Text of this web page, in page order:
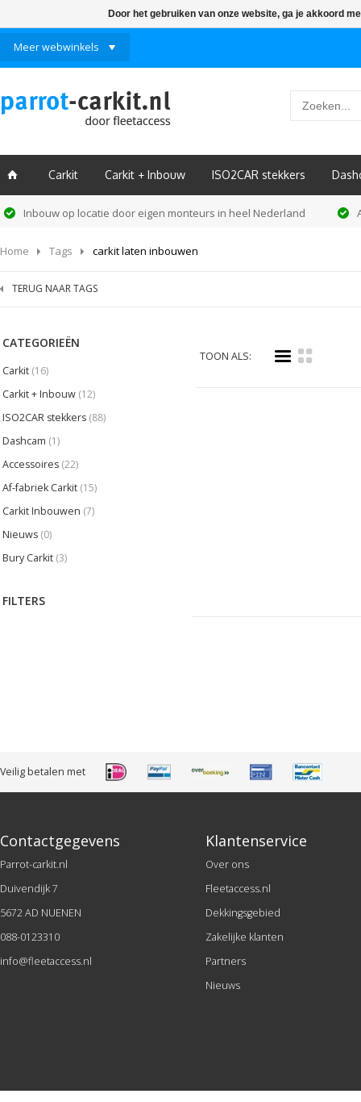
Meer webwinkels
ï Carkit Carkit + Inbouw ISO2CAR stekkers
Inbouw op locatie door eigen monteurs in heel Nederland
Home Tags carkit laten inbouwen
TERUG NAAR TAGS
CATEGORIEËN
Carkit (16)
Carkit + Inbouw (12)
ISO2CAR stekkers (88)
Dashcam (1)
Accessoires (22)
Af-fabriek Carkit (15)
Carkit Inbouwen (7)
Nieuws (0)
Bury Carkit (3)
FILTERS
TOON ALS: i k
Veilig betalen met
Contactgegevens
Parrot-carkit.nl
Duivendijk 7
5672 AD NUENEN
088-0123310
info@fleetaccess.nl
Klantenservice
Over ons
Fleetaccess.nl
Dekkingsgebied
Zakelijke klanten
Partners
Nieuws
Door het gebruiken van onze website, ga je akkoord